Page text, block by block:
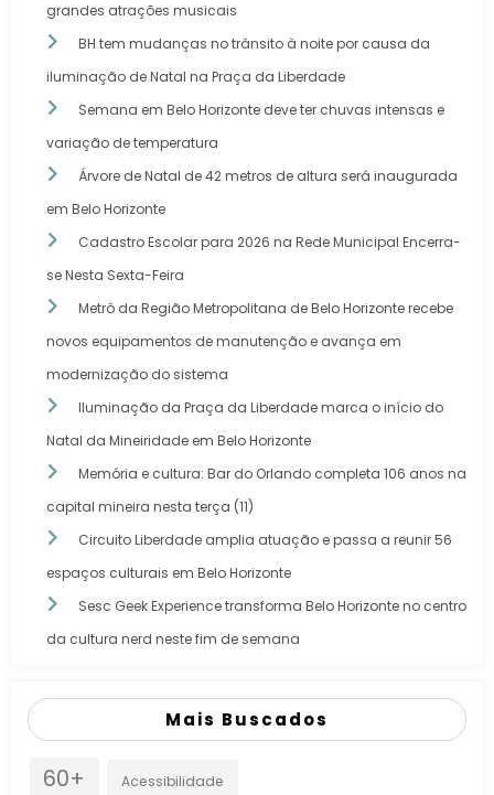
grandes atrações musicais
BH tem mudanças no trânsito à noite por causa da
iluminação de Natal na Praça da Liberdade
Semana em Belo Horizonte deve ter chuvas intensas e
variação de temperatura
Árvore de Natal de 42 metros de altura será inaugurada
em Belo Horizonte
Cadastro Escolar para 2026 na Rede Municipal Encerra-
se Nesta Sexta-Feira
Metrô da Região Metropolitana de Belo Horizonte recebe
novos equipamentos de manutenção e avança em
modernização do sistema
Iluminação da Praça da Liberdade marca o início do
Natal da Mineiridade em Belo Horizonte
Memória e cultura: Bar do Orlando completa 106 anos na
capital mineira nesta terça (11)
Circuito Liberdade amplia atuação e passa a reunir 56
espaços culturais em Belo Horizonte
Sesc Geek Experience transforma Belo Horizonte no centro
da cultura nerd neste fim de semana
Mais Buscados
60+ Acessibilidade